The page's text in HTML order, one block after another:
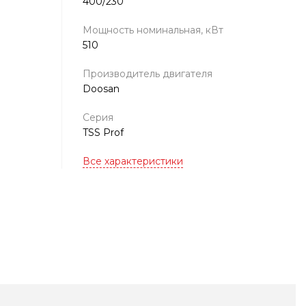
Мощность номинальная, кВт
510
Производитель двигателя
Doosan
Серия
TSS Prof
Все характеристики